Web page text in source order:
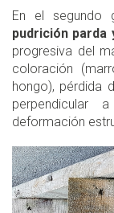
En el segundo
pudrición parda
progresiva del
coloración
hongo), pérdida
deformación